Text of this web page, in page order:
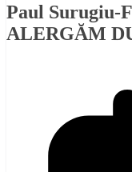
Paul Surugiu-
ALERGĂM